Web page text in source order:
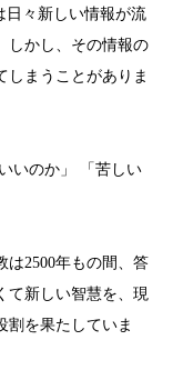
日々新しい情報が流
しかし、その情報の
しまうことがありま
いのか」 「苦しい
は2500年もの間、答
て新しい智慧を、現
割を果たしていま